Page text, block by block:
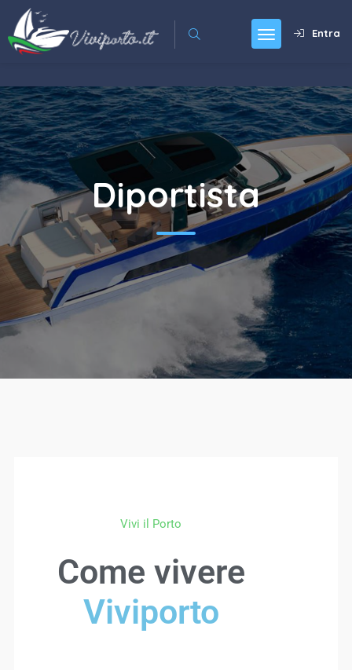
Entra
Diportista
Vivi il Porto
Come vivere
Viviporto